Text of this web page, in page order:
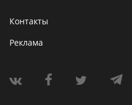
Контакты
Реклама